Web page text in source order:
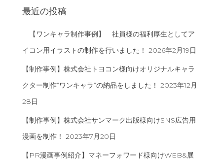
最近の投稿
【ワンキャラ制作事例】 社員様の福利厚生としてア
イコン用イラストの制作を行いました！ 2026年2月19日
【制作事例】株式会社トヨコン様向けオリジナルキャラ
クター制作”ワンキャラ”の納品をしました！ 2023年12月
28日
【制作事例】株式会社サンマーク出版様向けSNS広告用
漫画を制作！ 2023年7月20日
【PR漫画事例紹介】マネーフォワード様向けWEB&展